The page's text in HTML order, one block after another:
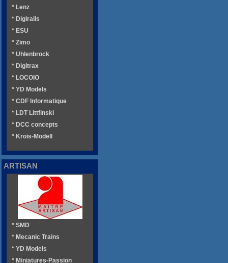
* Lenz
* Digirails
* ESU
* Zimo
* Uhlenbrock
* Digitrax
* LOCOIO
* YD Models
* CDF Informatique
* LDT Littfinski
* DCC concepts
* Krois-Modell
ARTISAN
* SMD
* Mecanic Trains
* YD Models
* Miniatures-Passion